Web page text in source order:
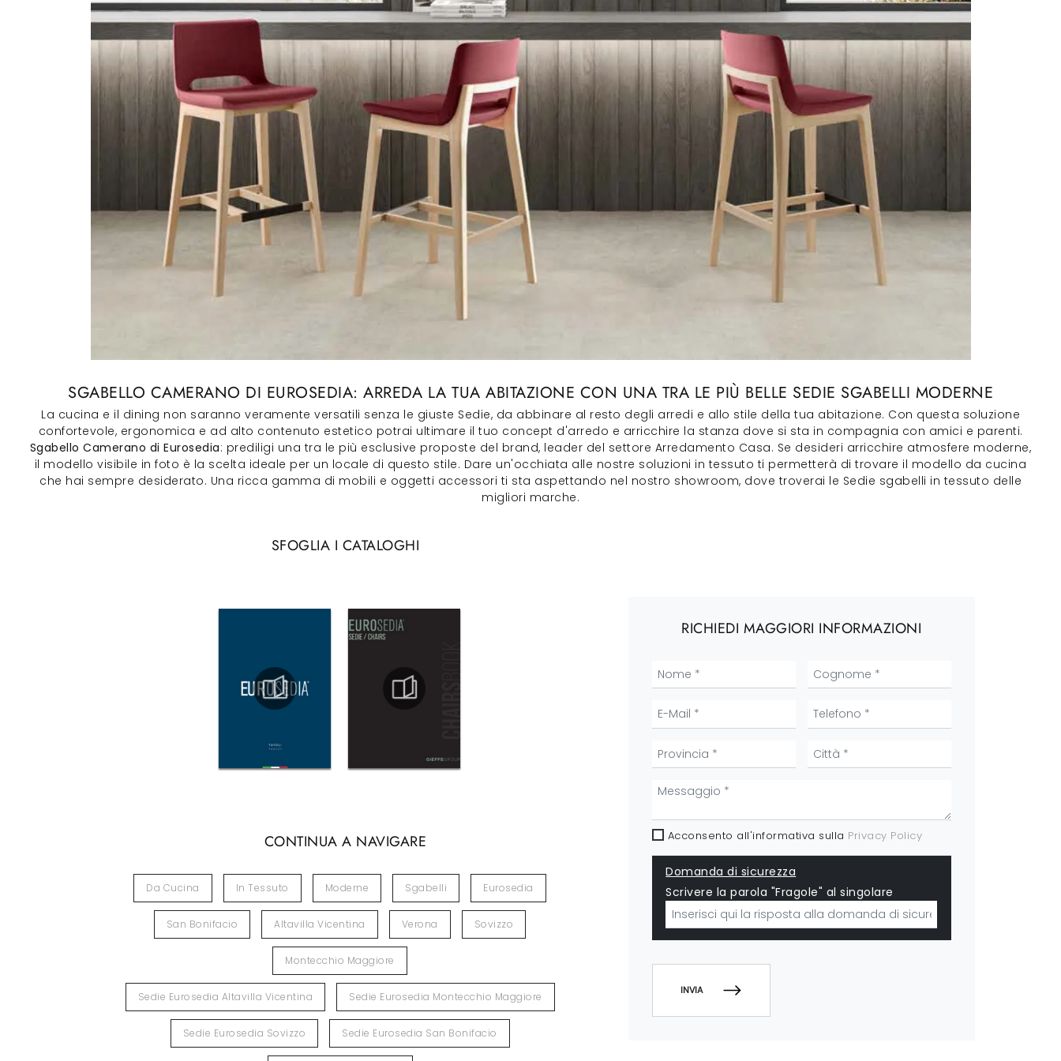
SGABELLO CAMERANO DI EUROSEDIA: ARREDA LA TUA ABITAZIONE CON UNA TRA LE PIÙ BELLE SEDIE SGABELLI MODERNE
La cucina e il dining non saranno veramente versatili senza le giuste Sedie, da abbinare al resto degli arredi e allo stile della tua abitazione. Con questa soluzione
confortevole, ergonomica e ad alto contenuto estetico potrai ultimare il tuo concept d'arredo e arricchire la stanza dove si sta in compagnia con amici e parenti.
Sgabello Camerano di Eurosedia: prediligi una tra le più esclusive proposte del brand, leader del settore Arredamento Casa. Se desideri arricchire atmosfere moderne,
il modello visibile in foto è la scelta ideale per un locale di questo stile. Dare un'occhiata alle nostre soluzioni in tessuto ti permetterà di trovare il modello da cucina
che hai sempre desiderato. Una ricca gamma di mobili e oggetti accessori ti sta aspettando nel nostro showroom, dove troverai le Sedie sgabelli in tessuto delle
migliori marche.
SFOGLIA I CATALOGHI
CONTINUA A NAVIGARE
Da Cucina In Tessuto Moderne Sgabelli Eurosedia
San Bonifacio Altavilla Vicentina Verona Sovizzo
Montecchio Maggiore
Sedie Eurosedia Altavilla Vicentina Sedie Eurosedia Montecchio Maggiore
Sedie Eurosedia Sovizzo Sedie Eurosedia San Bonifacio
RICHIEDI MAGGIORI INFORMAZIONI
Acconsento all'informativa sulla Privacy Policy
Domanda di sicurezza
Scrivere la parola "Fragole" al singolare
INVIA